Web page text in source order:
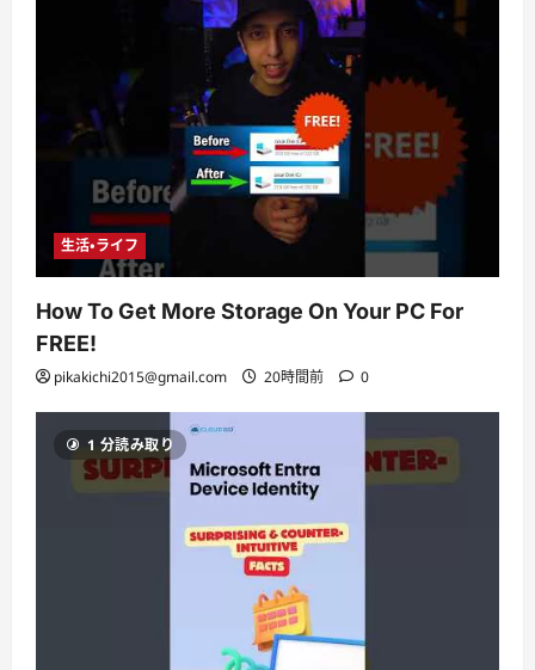
生活・ライフ
How To Get More Storage On Your PC For
FREE!
pikakichi2015@gmail.com 20時間前 0
1 分読み取り